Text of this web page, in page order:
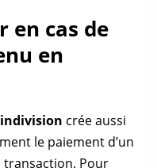
en cas de
en
crée aussi
le paiement d’un
transaction. Pour